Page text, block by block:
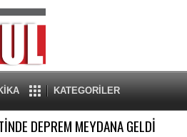
KATEGORİLER
DEPREM MEYDANA GELDİ